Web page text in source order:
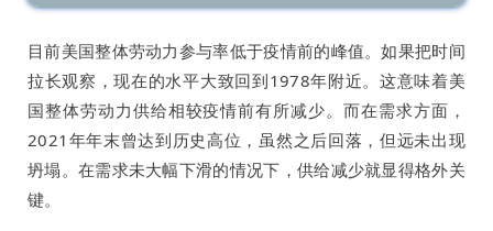
目前美国整体劳动力参与率低于疫情前的峰值。如果把时间
拉长观察，现在的水平大致回到1978年附近。这意味着美
国整体劳动力供给相较疫情前有所减少。而在需求方面，
2021年年末曾达到历史高位，虽然之后回落，但远未出现
坍塌。在需求未大幅下滑的情况下，供给减少就显得格外关
键。